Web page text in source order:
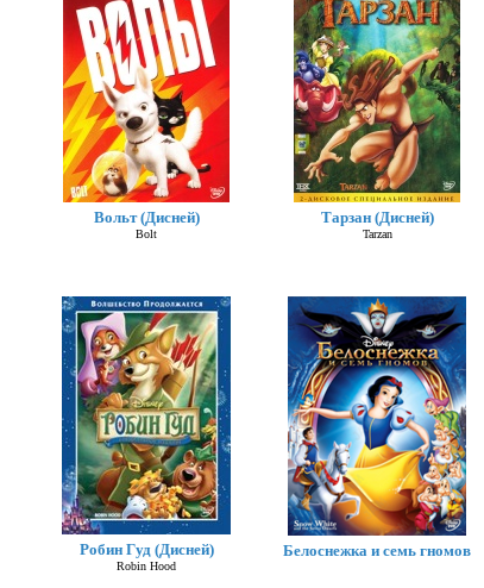
Вольт (Дисней)
Bolt
Тарзан (Дисней)
Tarzan
Робин Гуд (Дисней)
Robin Hood
Белоснежка и семь гномов